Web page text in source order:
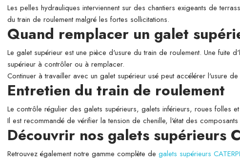
Les pelles hydrauliques interviennent sur des chantiers exigeants de
du train de roulement malgré les fortes sollicitations.
Quand remplacer un galet
Le galet supérieur est une pièce d'usure du train de roulement. Une fuite
supérieur à contrôler ou à remplacer.
Continuer à travailler avec un galet supérieur usé peut accélérer l'usure
Entretien du train de roulement
Le contrôle régulier des galets supérieurs, galets inférieurs, roues folles
Il est recommandé de vérifier la tension de chenille, l'état des
Découvrir nos galets supérieurs
Retrouvez également notre gamme complète de galets supérieurs